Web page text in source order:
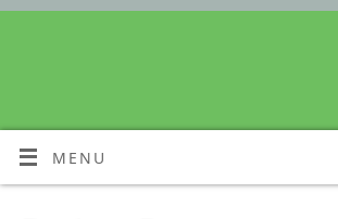
MENU